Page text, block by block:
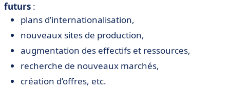
futurs :
plans d’internationalisation,
nouveaux sites de production,
augmentation des effectifs et ressources,
recherche de nouveaux marchés,
création d’offres, etc.